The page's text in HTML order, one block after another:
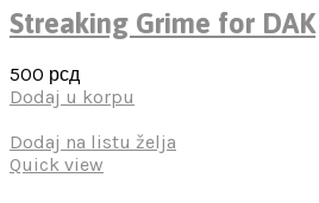
Streaking Grime for DAK
500 рсд
Dodaj u korpu
Dodaj na listu želja
Quick view